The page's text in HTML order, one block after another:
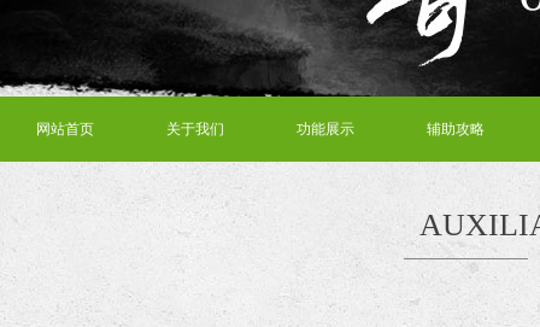
网站首页 关于我们 功能展示 辅助攻略